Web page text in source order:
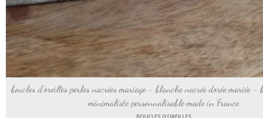
boucles d'oreilles perles nacrées mariage - blanche nacrée dorée mariée -
minimaliste personnalisable made in France
BOUCLES D’OREILLES